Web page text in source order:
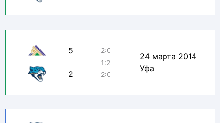
5
2
2:0
1:2
2:0
24 марта 2014
Уфа